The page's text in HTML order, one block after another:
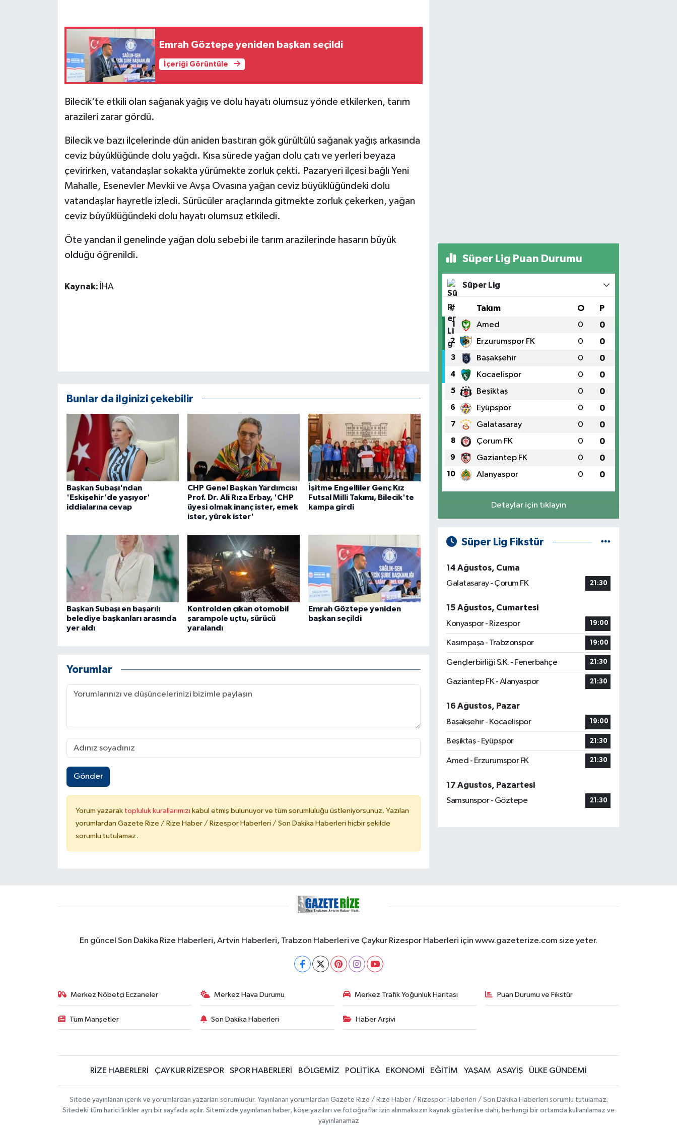
Emrah Göztepe yeniden başkan seçildi
İçeriği Görüntüle
Bilecik'te etkili olan sağanak yağış ve dolu hayatı olumsuz yönde etkilerken, tarım
arazileri zarar gördü.
Bilecik ve bazı ilçelerinde dün aniden bastıran gök gürültülü sağanak yağış arkasında
ceviz büyüklüğünde dolu yağdı. Kısa sürede yağan dolu çatı ve yerleri beyaza
çevirirken, vatandaşlar sokakta yürümekte zorluk çekti. Pazaryeri ilçesi bağlı Yeni
Mahalle, Esenevler Mevkii ve Avşa Ovasına yağan ceviz büyüklüğündeki dolu
vatandaşlar hayretle izledi. Sürücüler araçlarında gitmekte zorluk çekerken, yağan
ceviz büyüklüğündeki dolu hayatı olumsuz etkiledi.
Öte yandan il genelinde yağan dolu sebebi ile tarım arazilerinde hasarın büyük
olduğu öğrenildi.
Kaynak: İHA
Bunlar da ilginizi çekebilir
Başkan Subaşı'ndan
'Eskişehir'de yaşıyor'
iddialarına cevap
CHP Genel Başkan Yardımcısı
Prof. Dr. Ali Rıza Erbay, 'CHP
üyesi olmak inanç ister, emek
ister, yürek ister'
İşitme Engelliler Genç Kız
Futsal Milli Takımı, Bilecik'te
kampa girdi
Başkan Subaşı en başarılı
belediye başkanları arasında
yer aldı
Kontrolden çıkan otomobil
şarampole uçtu, sürücü
yaralandı
Emrah Göztepe yeniden
başkan seçildi
Yorumlar
Gönder
Yorum yazarak topluluk kurallarımızı kabul etmiş bulunuyor ve tüm sorumluluğu üstleniyorsunuz. Yazılan
yorumlardan Gazete Rize / Rize Haber / Rizespor Haberleri / Son Dakika Haberleri hiçbir şekilde
sorumlu tutulamaz.
Süper Lig Puan Durumu
Süper Lig
# Takım O P
1 Amed 0 0
2 Erzurumspor FK 0 0
3 Başakşehir 0 0
4 Kocaelispor 0 0
5 Beşiktaş 0 0
6 Eyüpspor 0 0
7 Galatasaray 0 0
8 Çorum FK 0 0
9 Gaziantep FK 0 0
10 Alanyaspor 0 0
Detaylar için tıklayın
Süper Lig Fikstür
14 Ağustos, Cuma
Galatasaray - Çorum FK
21:30
15 Ağustos, Cumartesi
Konyaspor - Rizespor
19:00
Kasımpaşa - Trabzonspor 19:00
Gençlerbirliği S.K. - Fenerbahçe 21:30
Gaziantep FK - Alanyaspor 21:30
16 Ağustos, Pazar
Başakşehir - Kocaelispor
19:00
Beşiktaş - Eyüpspor 21:30
Amed - Erzurumspor FK 21:30
17 Ağustos, Pazartesi
Samsunspor - Göztepe
21:30
En güncel Son Dakika Rize Haberleri, Artvin Haberleri, Trabzon Haberleri ve Çaykur Rizespor Haberleri için www.gazeterize.com size yeter.
Merkez Nöbetçi Eczaneler Merkez Hava Durumu Merkez Trafik Yoğunluk Haritası Puan Durumu ve Fikstür
Tüm Manşetler Son Dakika Haberleri Haber Arşivi
RİZE HABERLERİ ÇAYKUR RİZESPOR SPOR HABERLERİ BÖLGEMİZ POLİTİKA EKONOMİ EĞİTİM YAŞAM ASAYİŞ ÜLKE GÜNDEMİ
Sitede yayınlanan içerik ve yorumlardan yazarları sorumludur. Yayınlanan yorumlardan Gazete Rize / Rize Haber / Rizespor Haberleri / Son Dakika Haberleri sorumlu tutulamaz.
Sitedeki tüm harici linkler ayrı bir sayfada açılır. Sitemizde yayınlanan haber, köşe yazıları ve fotoğraflar izin alınmaksızın kaynak gösterilse dahi, herhangi bir ortamda kullanılamaz ve
yayınlanamaz
HABERDE İNSAN
İş Dünyası
Jandarma
MAGAZİN
ÜLKE GÜNDEMİ
Yerel Haberler